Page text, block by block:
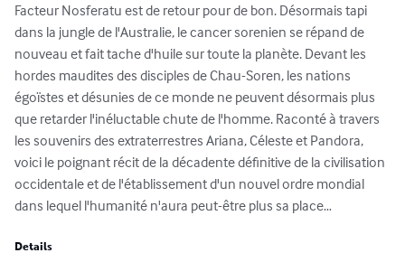
Facteur Nosferatu est de retour pour de bon. Désormais tapi
dans la jungle de l'Australie, le cancer sorenien se répand de
nouveau et fait tache d'huile sur toute la planète. Devant les
hordes maudites des disciples de Chau-Soren, les nations
égoïstes et désunies de ce monde ne peuvent désormais plus
que retarder l'inéluctable chute de l'homme. Raconté à travers
les souvenirs des extraterrestres Ariana, Céleste et Pandora,
voici le poignant récit de la décadente définitive de la civilisation
occidentale et de l'établissement d'un nouvel ordre mondial
dans lequel l'humanité n'aura peut-être plus sa place…
Details